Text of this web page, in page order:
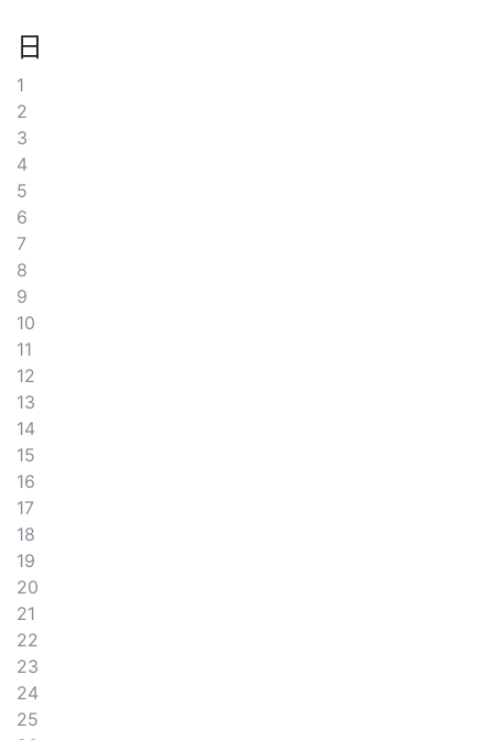
日
1
2
3
4
5
6
7
8
9
10
11
12
13
14
15
16
17
18
19
20
21
22
23
24
25